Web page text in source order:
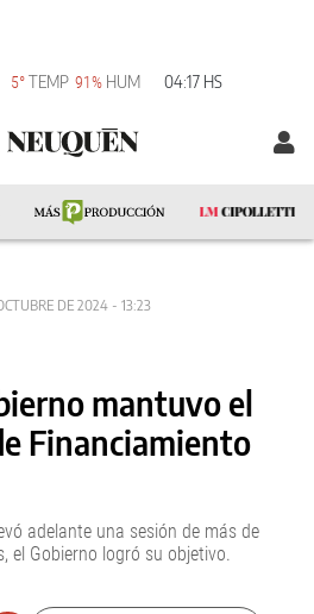
5°TEMP 91% HUM 04:17 HS
DE 2024 - 13:23
mantuvo el
Financiamiento
adelante una sesión de más de
el Gobierno logró su objetivo.